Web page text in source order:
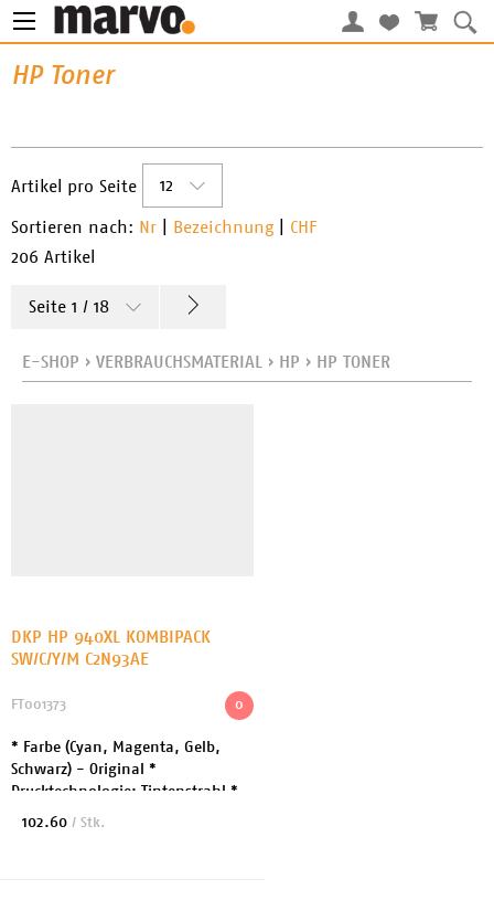
HP Toner
Artikel pro Seite 12
Sortieren nach: Nr Bezeichnung
CHF
206 Artikel
Seite 1 / 18
E-SHOP › VERBRAUCHSMATERIAL › HP › HP TONER
DKP HP 940XL KOMBIPACK
SW/C/Y/M C2N93AE
0
FT001373
* Farbe (Cyan, Magenta, Gelb,
Schwarz) - Original *
Drucktechnologie: Tintenstrahl *
Druckfarbe: Farbe (Cyan, Magenta,
102.60 / Stk.